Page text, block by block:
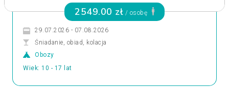
2549.00 zł / osobę
29.07.2026 - 07.08.2026
Śniadanie, obiad, kolacja
Obozy
Wiek: 10 - 17 lat